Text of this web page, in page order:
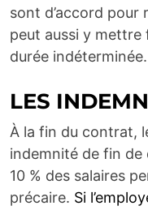
sont d’accord pour
peut aussi y mettre
durée indéterminée.
LES
À la fin du contrat,
indemnité de fin
10 % des salaires
précaire. Si